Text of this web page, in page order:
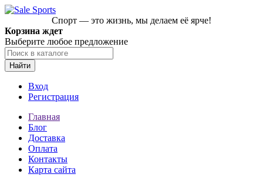
Спорт — это жизнь, мы делаем её ярче!
Корзина ждет
Выберите любое предложение
Найти
Вход
Регистрация
Главная
Блог
Доставка
Оплата
Контакты
Карта сайта